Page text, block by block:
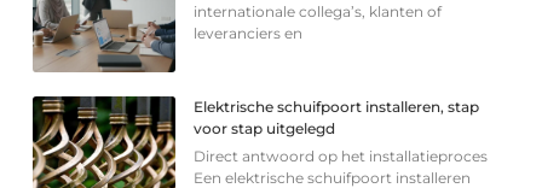
internationale collega’s, klanten of
leveranciers en
Elektrische schuifpoort installeren, stap
voor stap uitgelegd
Direct antwoord op het installatieproces
Een elektrische schuifpoort installeren